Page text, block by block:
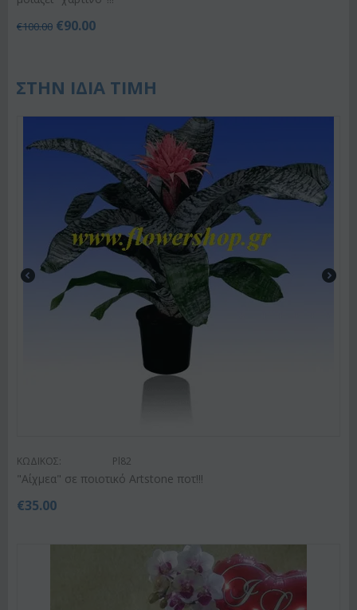
€100.00 €90.00
ΣΤΗΝ ΙΔΙΑ ΤΙΜΗ
ΚΩΔΙΚΟΣ: Pl82
"Αίχμεα" σε ποιοτικό Artstone ποτ!!!
€35.00